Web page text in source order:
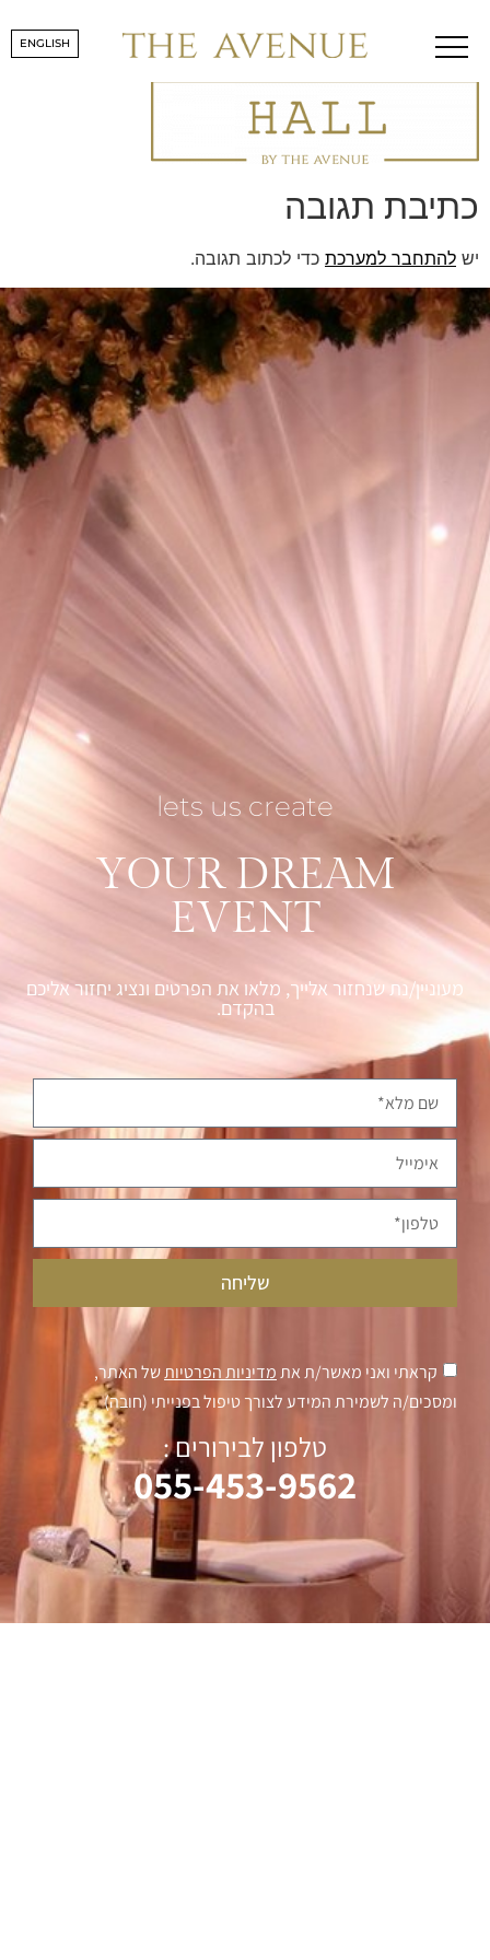
ENGLISH hallgold
כתיבת תגובה
יש להתחבר למערכת כדי לכתוב תגובה.
lets us create
YOUR DREAM
EVENT
מעוניין/נת שנחזור אלייך, מלאו את הפרטים ונציג יחזור אליכם
בהקדם.
קראתי ואני מאשר/ת אתמדיניות הפרטיותשל האתר,
ומסכים/ה לשמירת המידע לצורך טיפול בפנייתי (חובה)
שליחה
טלפון לבירורים :
055-453-9562